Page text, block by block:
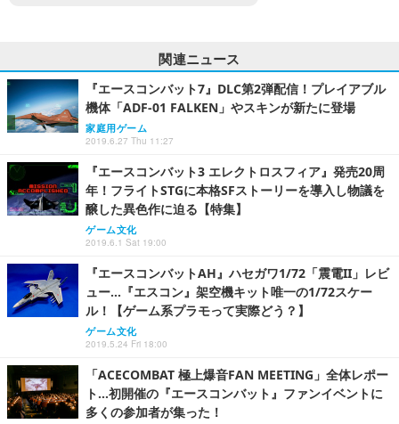
関連ニュース
『エースコンバット7』DLC第2弾配信！プレイアブル
機体「ADF-01 FALKEN」やスキンが新たに登場
家庭用ゲーム
2019.6.27 Thu 11:27
『エースコンバット3 エレクトロスフィア』発売20周
年！フライトSTGに本格SFストーリーを導入し物議を
醸した異色作に迫る【特集】
ゲーム文化
2019.6.1 Sat 19:00
『エースコンバットAH』ハセガワ1/72「震電II」レビ
ュー…『エスコン』架空機キット唯一の1/72スケー
ル！【ゲーム系プラモって実際どう？】
ゲーム文化
2019.5.24 Fri 18:00
「ACECOMBAT 極上爆音FAN MEETING」全体レポー
ト…初開催の『エースコンバット』ファンイベントに
多くの参加者が集った！